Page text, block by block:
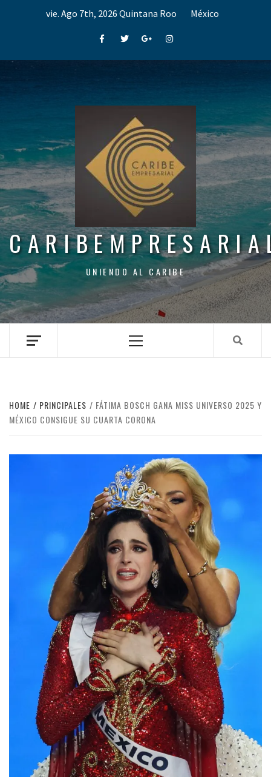
vie. Ago 7th, 2026 Quintana Roo México
FacebookTwitterGoogle+Instagram
UNIENDO AL CARIBE
Menu
HOME PRINCIPALES
FÁTIMA BOSCH GANA MISS UNIVERSO 2025 Y
MÉXICO CONSIGUE SU CUARTA CORONA